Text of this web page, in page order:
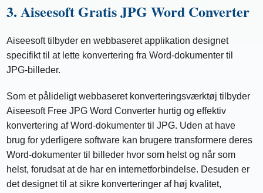
3. Aiseesoft Gratis JPG Word Converter
Aiseesoft tilbyder en webbaseret applikation designet
specifikt til at lette konvertering fra Word-dokumenter til
JPG-billeder.
Som et pålideligt webbaseret konverteringsværktøj tilbyder
Aiseesoft Free JPG Word Converter hurtig og effektiv
konvertering af Word-dokumenter til JPG. Uden at have
brug for yderligere software kan brugere transformere deres
Word-dokumenter til billeder hvor som helst og når som
helst, forudsat at de har en internetforbindelse. Desuden er
det designet til at sikre konverteringer af høj kvalitet,